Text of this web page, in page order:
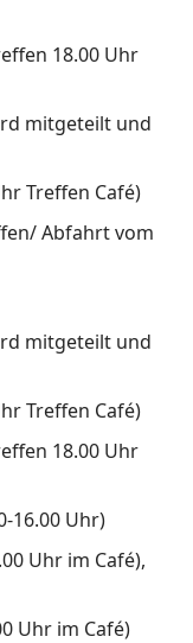
18.00 Uhr
mitgeteilt und
Treffen Café)
Abfahrt vom
mitgeteilt und
Treffen Café)
18.00 Uhr
16.00 Uhr)
Uhr im Café),
Uhr im Café)